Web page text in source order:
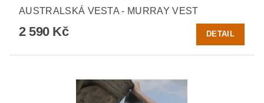
AUSTRALSKÁ VESTA - MURRAY VEST
2 590 Kč DETAIL